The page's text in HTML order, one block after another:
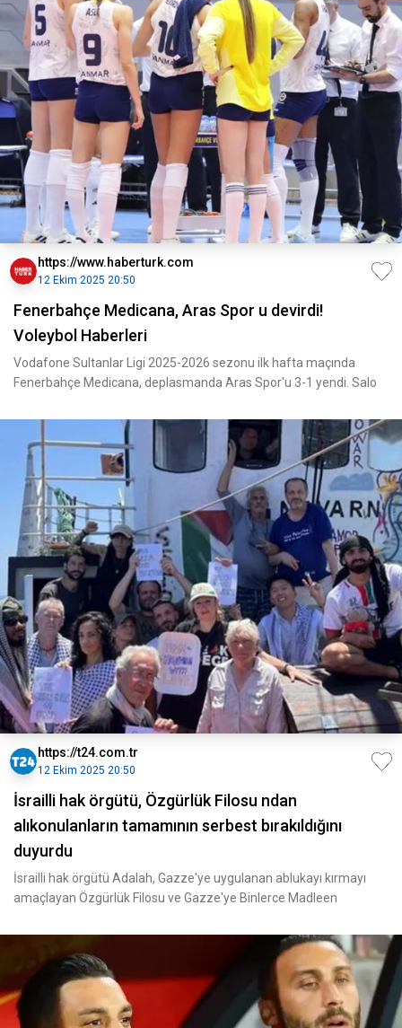
https://www.haberturk.com
12 Ekim 2025 20:50
Fenerbahçe Medicana, Aras Spor u devirdi!
Voleybol Haberleri
Vodafone Sultanlar Ligi 2025-2026 sezonu ilk hafta maçında
Fenerbahçe Medicana, deplasmanda Aras Spor'u 3-1 yendi. Salo
https://t24.com.tr
12 Ekim 2025 20:50
İsrailli hak örgütü, Özgürlük Filosu ndan
alıkonulanların tamamının serbest bırakıldığını
duyurdu
İsrailli hak örgütü Adalah, Gazze'ye uygulanan ablukayı kırmayı
amaçlayan Özgürlük Filosu ve Gazze'ye Binlerce Madleen